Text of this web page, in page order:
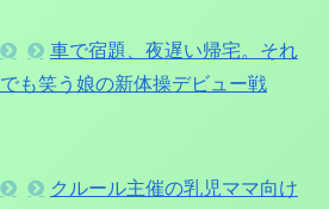
車で宿題、夜遅い帰宅。それ
でも笑う娘の新体操デビュー戦
クルール主催の乳児ママ向け